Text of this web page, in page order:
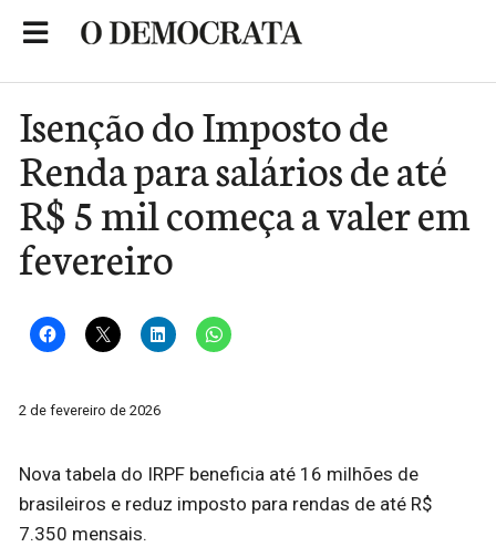
Isenção do Imposto de
Renda para salários de até
R$ 5 mil começa a valer em
fevereiro
2 de fevereiro de 2026
Nova tabela do IRPF beneficia até 16 milhões de
brasileiros e reduz imposto para rendas de até R$
7.350 mensais.